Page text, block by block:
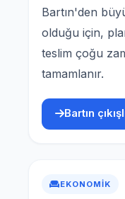
Bartın'den
olduğu için,
teslim çoğu
tamamlanır.
Bartın
EKONOMIK